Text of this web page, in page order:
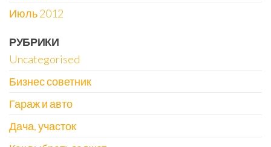
Июль 2012
РУБРИКИ
Uncategorised
Бизнес советник
Гараж и авто
Дача, участок